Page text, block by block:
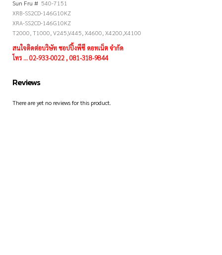
Sun Fru # 540-7151
XRB-SS2CD-146G10KZ
XRA-SS2CD-146G10KZ
T2000, T1000, V245,V445, X4600, X4200,X4100
สนใจติดต่อบริษัท ชอปปิ้งพีซี ดอทเน็ต จำกัด
โทร ... 02-933-0022 , 081-318-9844
Reviews
There are yet no reviews for this product.